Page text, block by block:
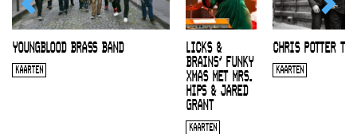
YOUNGBLOOD BRASS BAND
KAARTEN
LICKS &
BRAINS’ FUNKY
XMAS MET MRS.
HIPS & JARED
GRANT
KAARTEN
CHRIS POTTER
KAARTEN